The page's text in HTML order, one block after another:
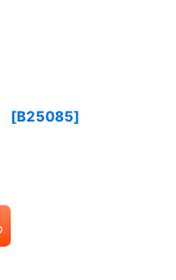
[B25085]